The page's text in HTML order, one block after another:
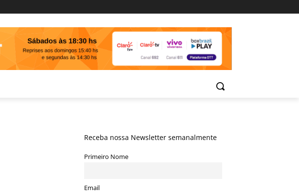
Receba nossa Newsletter semanalmente
Primeiro Nome
Email